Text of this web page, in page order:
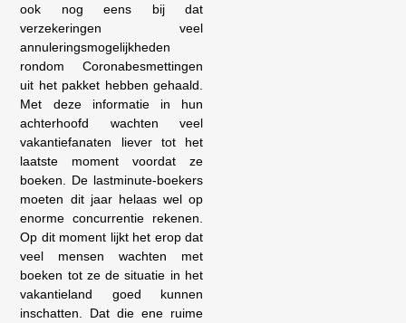
ook nog eens bij dat
verzekeringen veel
annuleringsmogelijkheden
rondom Coronabesmettingen
uit het pakket hebben gehaald.
Met deze informatie in hun
achterhoofd wachten veel
vakantiefanaten liever tot het
laatste moment voordat ze
boeken. De lastminute-boekers
moeten dit jaar helaas wel op
enorme concurrentie rekenen.
Op dit moment lijkt het erop dat
veel mensen wachten met
boeken tot ze de situatie in het
vakantieland goed kunnen
inschatten. Dat die ene ruime